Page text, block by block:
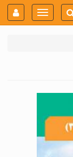
Toggle
navigation